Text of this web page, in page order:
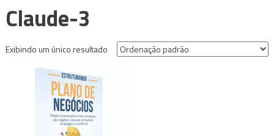
Claude-3
Exibindo um único resultado